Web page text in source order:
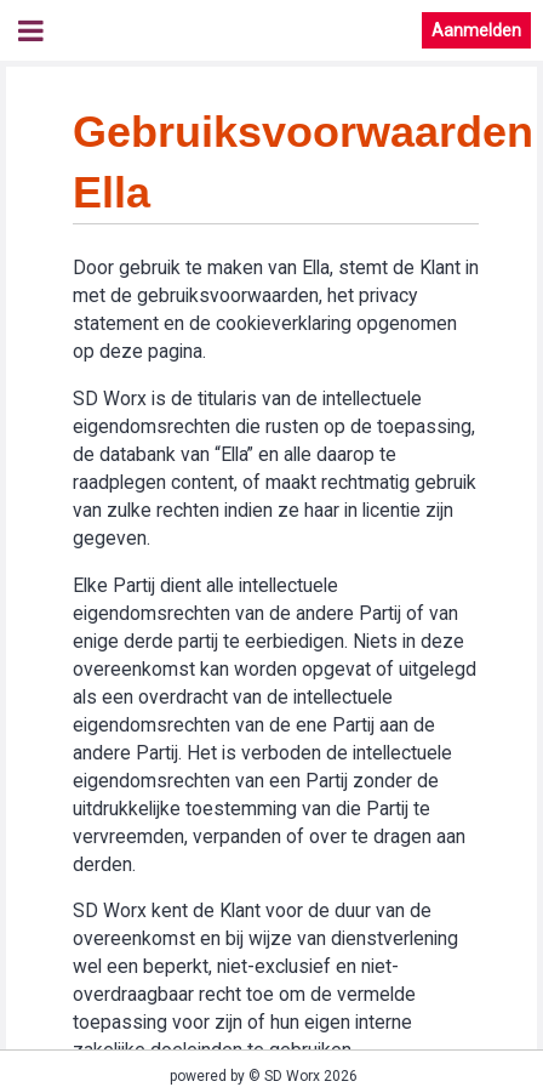
Aanmelden
Gebruiksvoorwaarden
Ella
Door gebruik te maken van Ella, stemt de Klant in
met de gebruiksvoorwaarden, het privacy
statement en de cookieverklaring opgenomen
op deze pagina.
SD Worx is de titularis van de intellectuele
eigendomsrechten die rusten op de toepassing,
de databank van “Ella” en alle daarop te
raadplegen content, of maakt rechtmatig gebruik
van zulke rechten indien ze haar in licentie zijn
gegeven.
Elke Partij dient alle intellectuele
eigendomsrechten van de andere Partij of van
enige derde partij te eerbiedigen. Niets in deze
overeenkomst kan worden opgevat of uitgelegd
als een overdracht van de intellectuele
eigendomsrechten van de ene Partij aan de
andere Partij. Het is verboden de intellectuele
eigendomsrechten van een Partij zonder de
uitdrukkelijke toestemming van die Partij te
vervreemden, verpanden of over te dragen aan
derden.
SD Worx kent de Klant voor de duur van de
overeenkomst en bij wijze van dienstverlening
wel een beperkt, niet-exclusief en niet-
overdraagbaar recht toe om de vermelde
toepassing voor zijn of hun eigen interne
zakelijke doeleinden te gebruiken
(“Gebruiksrecht”).powered by © SD Worx 2026